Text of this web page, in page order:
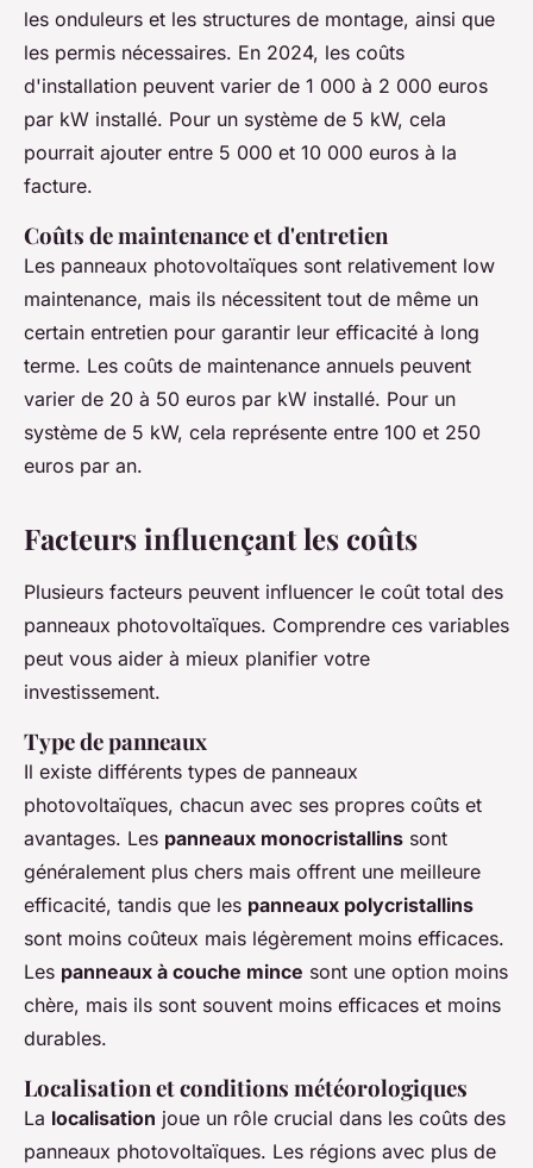
les onduleurs et les structures de montage, ainsi que
les permis nécessaires. En 2024, les coûts
d'installation peuvent varier de 1 000 à 2 000 euros
par kW installé. Pour un système de 5 kW, cela
pourrait ajouter entre 5 000 et 10 000 euros à la
facture.
Coûts de maintenance et d'entretien
Les panneaux photovoltaïques sont relativement low
maintenance, mais ils nécessitent tout de même un
certain entretien pour garantir leur efficacité à long
terme. Les coûts de maintenance annuels peuvent
varier de 20 à 50 euros par kW installé. Pour un
système de 5 kW, cela représente entre 100 et 250
euros par an.
Facteurs influençant les coûts
Plusieurs facteurs peuvent influencer le coût total des
panneaux photovoltaïques. Comprendre ces variables
peut vous aider à mieux planifier votre
investissement.
Type de panneaux
Il existe différents types de panneaux
photovoltaïques, chacun avec ses propres coûts et
avantages. Les panneaux monocristallins sont
généralement plus chers mais offrent une meilleure
efficacité, tandis que les panneaux polycristallins
sont moins coûteux mais légèrement moins efficaces.
Les panneaux à couche mince sont une option moins
chère, mais ils sont souvent moins efficaces et moins
durables.
Localisation et conditions météorologiques
La localisation joue un rôle crucial dans les coûts des
panneaux photovoltaïques. Les régions avec plus de